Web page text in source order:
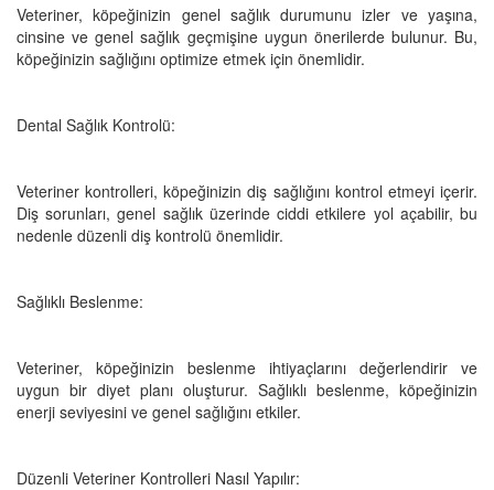
Veteriner, köpeğinizin genel sağlık durumunu izler ve yaşına,
cinsine ve genel sağlık geçmişine uygun önerilerde bulunur. Bu,
köpeğinizin sağlığını optimize etmek için önemlidir.
Dental Sağlık Kontrolü:
Veteriner kontrolleri, köpeğinizin diş sağlığını kontrol etmeyi içerir.
Diş sorunları, genel sağlık üzerinde ciddi etkilere yol açabilir, bu
nedenle düzenli diş kontrolü önemlidir.
Sağlıklı Beslenme:
Veteriner, köpeğinizin beslenme ihtiyaçlarını değerlendirir ve
uygun bir diyet planı oluşturur. Sağlıklı beslenme, köpeğinizin
enerji seviyesini ve genel sağlığını etkiler.
Düzenli Veteriner Kontrolleri Nasıl Yapılır: